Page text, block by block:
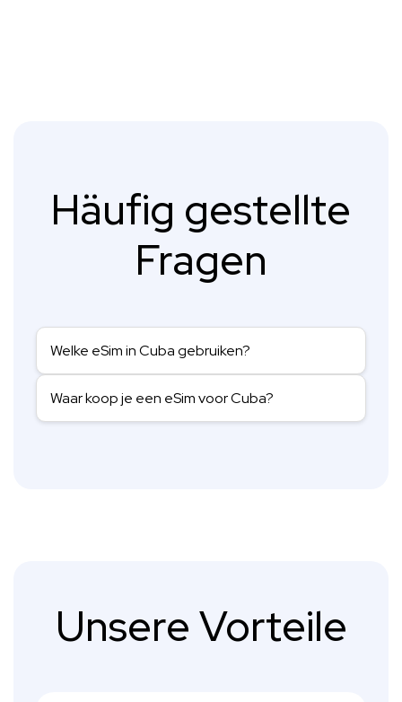
Häufig gestellte
Fragen
Welke eSim in Cuba gebruiken?
Waar koop je een eSim voor Cuba?
Unsere Vorteile